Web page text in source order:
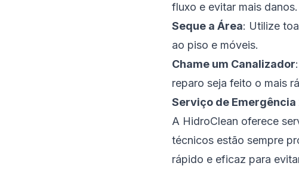
fluxo e evitar mais danos.
Seque a Área: Utilize
ao piso e móveis.
Chame um Canalizador
reparo seja feito o mais
Serviço de
A HidroClean oferece
técnicos estão sempre
rápido e eficaz para